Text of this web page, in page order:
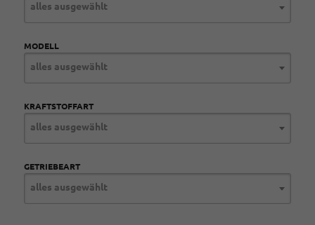
alles ausgewählt
MODELL
alles ausgewählt
KRAFTSTOFFART
alles ausgewählt
GETRIEBEART
alles ausgewählt